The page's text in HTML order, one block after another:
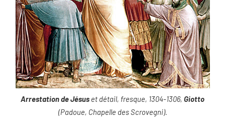
Arrestation de Jésus et détail, fresque, 1304-1306, Giotto
(Padoue, Chapelle des Scrovegni).